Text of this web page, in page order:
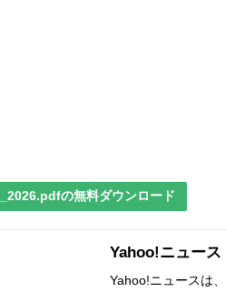
の無料ダウンロード
Yahoo!ニュース
Yahoo!ニュースは